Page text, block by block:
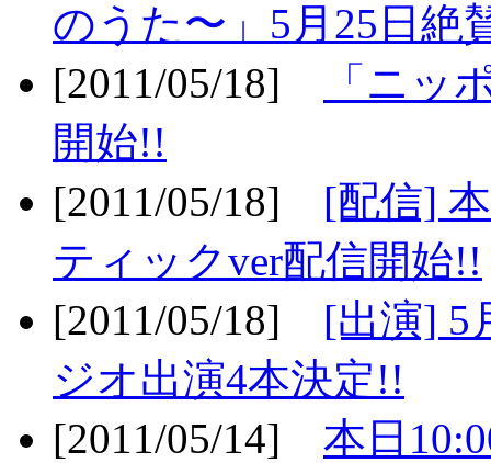
のうた〜」5月25日絶
[2011/05/18]
「ニッ
開始!!
[2011/05/18] [配信]
ティックver配信開始!!
[2011/05/18] [出演] 5
ジオ出演4本決定!!
[2011/05/14] 本日